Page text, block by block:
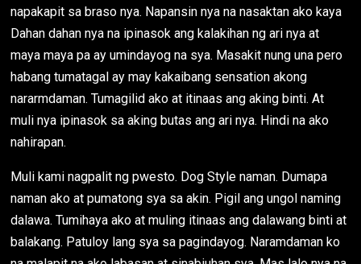
napakapit sa braso nya. Napansin nya na nasaktan ako kaya
Dahan dahan nya na ipinasok ang kalakihan ng ari nya at
maya maya pa ay umindayog na sya. Masakit nung una pero
habang tumatagal ay may kakaibang sensation akong
nararmdaman. Tumagilid ako at itinaas ang aking binti. At
muli nya ipinasok sa aking butas ang ari nya. Hindi na ako
nahirapan.
Muli kami nagpalit ng pwesto. Dog Style naman. Dumapa
naman ako at pumatong sya sa akin. Pigil ang ungol naming
dalawa. Tumihaya ako at muling itinaas ang dalawang binti at
balakang. Patuloy lang sya sa pagindayog. Naramdaman ko